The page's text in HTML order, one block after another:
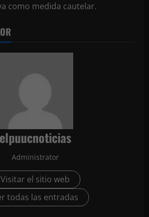
como medida cautelar.
elpuucnoticias
Administrator
Visitar el sitio web
todas las entradas